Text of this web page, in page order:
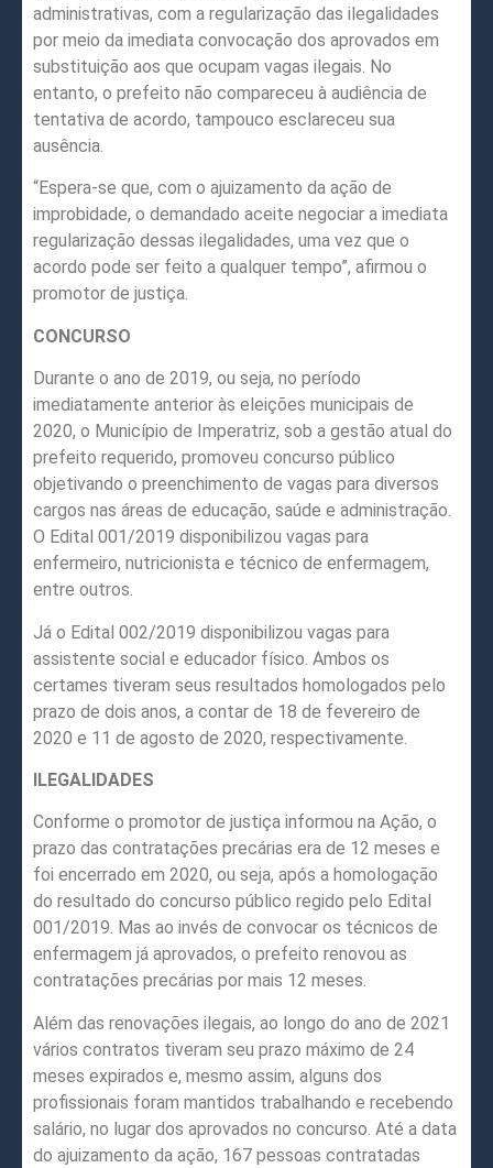
administrativas, com a regularização das ilegalidades
por meio da imediata convocação dos aprovados em
substituição aos que ocupam vagas ilegais. No
entanto, o prefeito não compareceu à audiência de
tentativa de acordo, tampouco esclareceu sua
ausência.
“Espera-se que, com o ajuizamento da ação de
improbidade, o demandado aceite negociar a imediata
regularização dessas ilegalidades, uma vez que o
acordo pode ser feito a qualquer tempo”, afirmou o
promotor de justiça.
CONCURSO
Durante o ano de 2019, ou seja, no período
imediatamente anterior às eleições municipais de
2020, o Município de Imperatriz, sob a gestão atual do
prefeito requerido, promoveu concurso público
objetivando o preenchimento de vagas para diversos
cargos nas áreas de educação, saúde e administração.
O Edital 001/2019 disponibilizou vagas para
enfermeiro, nutricionista e técnico de enfermagem,
entre outros.
Já o Edital 002/2019 disponibilizou vagas para
assistente social e educador físico. Ambos os
certames tiveram seus resultados homologados pelo
prazo de dois anos, a contar de 18 de fevereiro de
2020 e 11 de agosto de 2020, respectivamente.
ILEGALIDADES
Conforme o promotor de justiça informou na Ação, o
prazo das contratações precárias era de 12 meses e
foi encerrado em 2020, ou seja, após a homologação
do resultado do concurso público regido pelo Edital
001/2019. Mas ao invés de convocar os técnicos de
enfermagem já aprovados, o prefeito renovou as
contratações precárias por mais 12 meses.
Além das renovações ilegais, ao longo do ano de 2021
vários contratos tiveram seu prazo máximo de 24
meses expirados e, mesmo assim, alguns dos
profissionais foram mantidos trabalhando e recebendo
salário, no lugar dos aprovados no concurso. Até a data
do ajuizamento da ação, 167 pessoas contratadas